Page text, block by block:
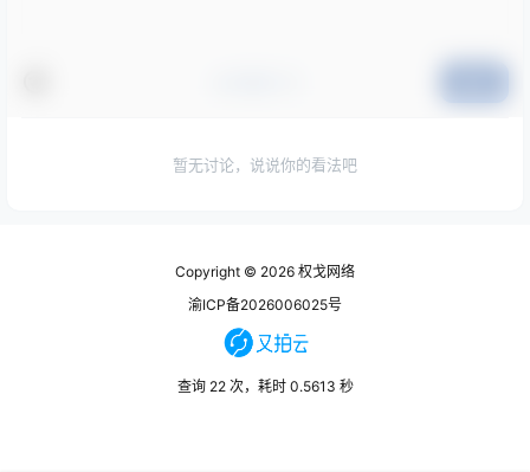
暂无讨论，说说你的看法吧
Copyright © 2026 权戈网络
渝ICP备2026006025号
查询 22 次，耗时 0.5613 秒